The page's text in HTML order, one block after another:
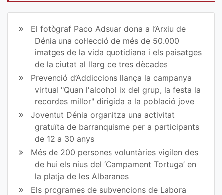
art
ir
en
Fa
ce
bo
ok
art
ir
en
Tw
itt
er
El fotògraf Paco Adsuar dona a l’Arxiu de
Dénia una col·lecció de més de 50.000
imatges de la vida quotidiana i els paisatges
de la ciutat al llarg de tres dècades
Prevenció d’Addiccions llança la campanya
virtual "Quan l'alcohol ix del grup, la festa la
recordes millor" dirigida a la població jove
Joventut Dénia organitza una activitat
gratuïta de barranquisme per a participants
de 12 a 30 anys
Més de 200 persones voluntàries vigilen des
de hui els nius del ‘Campament Tortuga’ en
la platja de les Albaranes
Els programes de subvencions de Labora